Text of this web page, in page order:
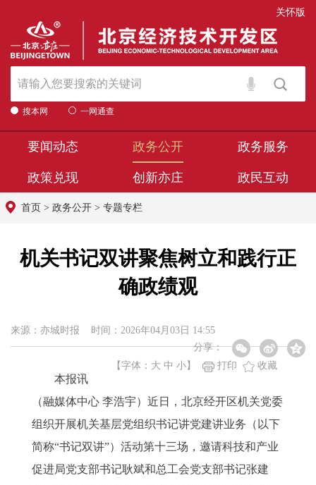
关怀版
搜本网 一网通查
要闻动态 政务公开 政务服务
政策兑现 创新亦庄 政民互动
首页 > 政务公开 > 专题专栏
机关书记双讲聚焦树立和践行正
确政绩观
来源：亦城时报 时间：2026年04月03日 14:55
分享：
【字体： 大 中 小 】 打印 收藏
本报讯
（融媒体中心 李浩宇）近日，北京经开区机关党委
组织开展机关基层党组织书记讲党建讲业务（以下
简称“书记双讲”）活动第十三场，邀请科技和产业
促进局党支部书记耿斌和总工会党支部书记张建